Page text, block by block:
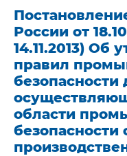
России от
14.11.2013) Об
правил
безопасности
области
безопасности